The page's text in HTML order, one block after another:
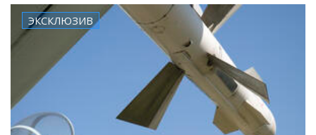
ЭКСКЛЮЗИВ